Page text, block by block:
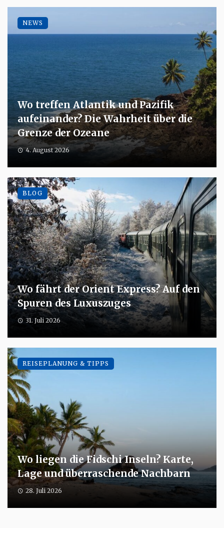
Wo treffen Atlantik und Pazifik
aufeinander? Die Wahrheit über die
Grenze der Ozeane
4. August 2026
NEWS
Wo fährt der Orient Express? Auf den
Spuren des Luxuszuges
31. Juli 2026
BLOG
Wo liegen die Fidschi Inseln? Karte,
Lage und überraschende Nachbarn
28. Juli 2026
REISEPLANUNG & TIPPS